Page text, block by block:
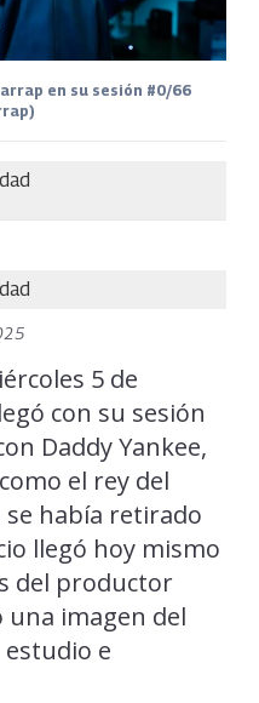
en su sesión #0/66
5 de
con su sesión
Daddy Yankee,
el rey del
había retirado
llegó hoy mismo
del productor
imagen del
e